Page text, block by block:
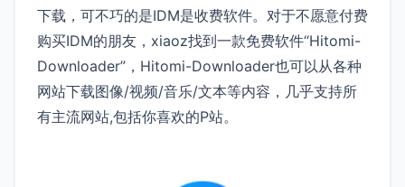
下载，可不巧的是IDM是收费软件。对于不愿意付费
购买IDM的朋友，xiaoz找到一款免费软件“Hitomi-
Downloader”，Hitomi-Downloader也可以从各种
网站下载图像/视频/音乐/文本等内容，几乎支持所
有主流网站,包括你喜欢的P站。